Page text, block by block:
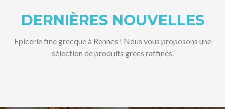
DERNIÈRES NOUVELLES
Epicerie fine grecque à Rennes ! Nous vous proposons une
sélection de produits grecs raffinés.